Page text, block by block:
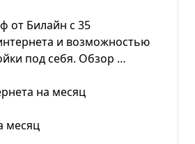
от Билайн с 35
и возможностью
под себя. Обзор …
на месяц
месяц